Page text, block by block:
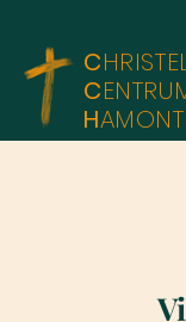
C
C
HAMONT